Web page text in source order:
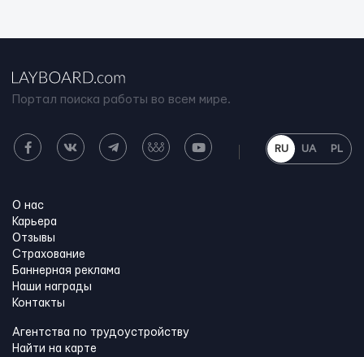
Портал поиска работы во всем мире.
RU UA PL
О нас
Карьера
Отзывы
Страхование
Баннерная реклама
Наши награды
Контакты
Агентства по трудоустройству
Найти на карте